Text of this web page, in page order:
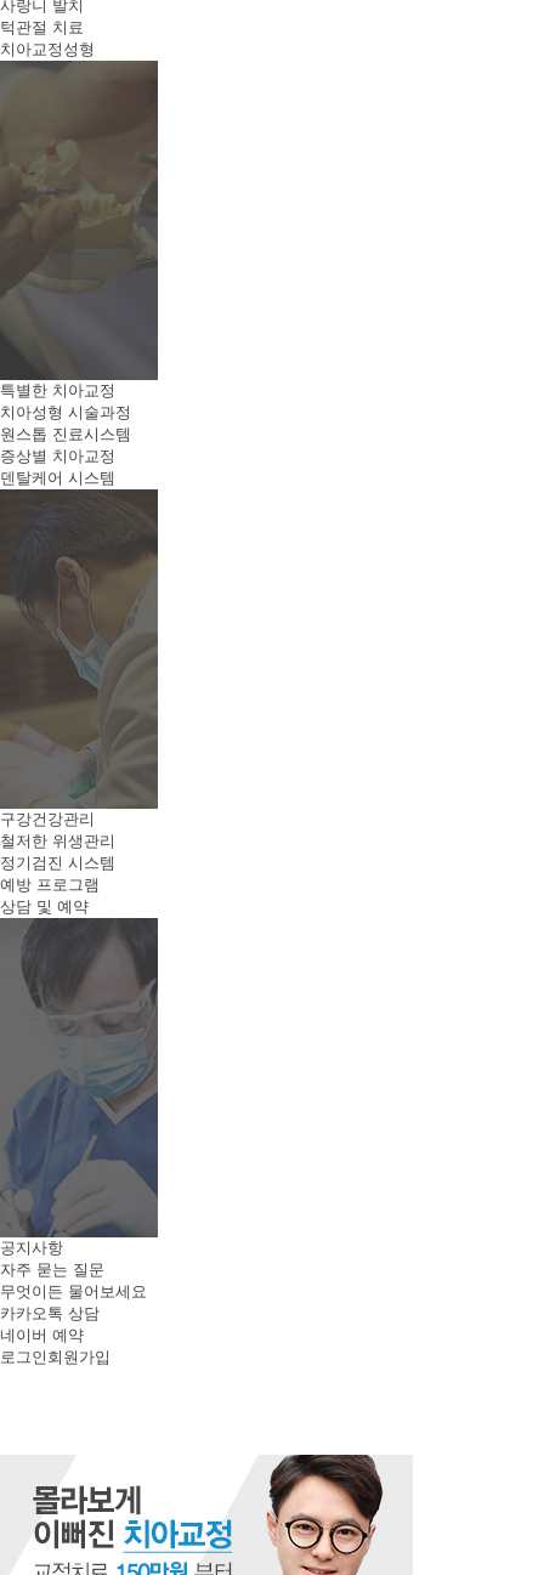
사랑니 발치
턱관절 치료
치아교정성형
특별한 치아교정
치아성형 시술과정
원스톱 진료시스템
증상별 치아교정
덴탈케어 시스템
구강건강관리
철저한 위생관리
정기검진 시스템
예방 프로그램
상담 및 예약
공지사항
자주 묻는 질문
무엇이든 물어보세요
카카오톡 상담
네이버 예약
로그인 회원가입